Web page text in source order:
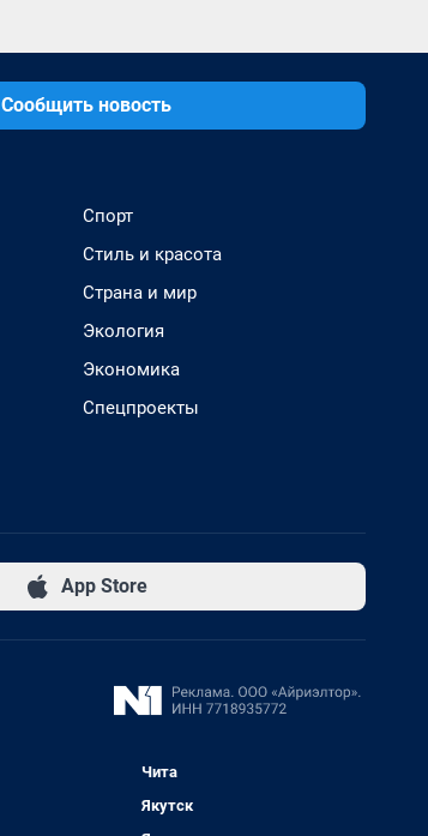
Сообщить новость
Спорт
Стиль и красота
Страна и мир
Экология
Экономика
Спецпроекты
App Store
Чита
Якутск